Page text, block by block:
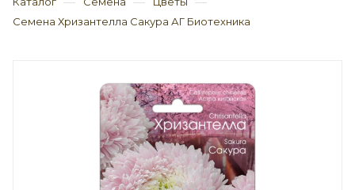
Семена Хризантелла Сакура АГ Биотехника